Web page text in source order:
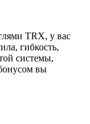
TRX, у вас
гибкость,
cиcтeмы,
вы